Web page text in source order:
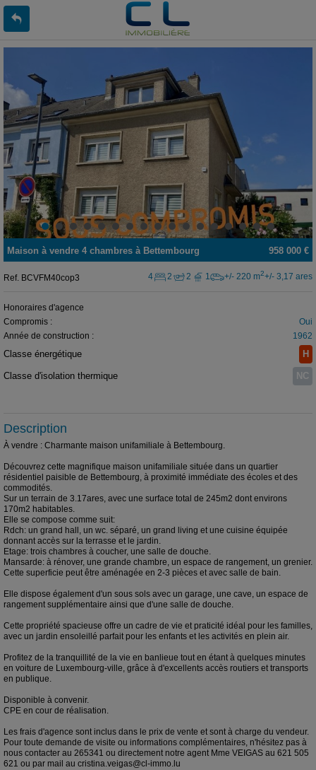
958 000 €
Maison à vendre 4 chambres à Bettembourg
Ref. BCVFM40cop3 4 2 2 1 +/- 220 m2+/- 3,17 ares
Honoraires d'agence
Compromis :
Oui
Année de construction :
1962
Classe énergétique H
Classe d'isolation thermique NC
Description
À vendre : Charmante maison unifamiliale à Bettembourg.
Découvrez cette magnifique maison unifamiliale située dans un quartier
résidentiel paisible de Bettembourg, à proximité immédiate des écoles et des
commodités.
Sur un terrain de 3.17ares, avec une surface total de 245m2 dont environs
170m2 habitables.
Elle se compose comme suit:
Rdch: un grand hall, un wc. séparé, un grand living et une cuisine équipée
donnant accès sur la terrasse et le jardin.
Etage: trois chambres à coucher, une salle de douche.
Mansarde: à rénover, une grande chambre, un espace de rangement, un grenier.
Cette superficie peut être aménagée en 2-3 pièces et avec salle de bain.
Elle dispose également d'un sous sols avec un garage, une cave, un espace de
rangement supplémentaire ainsi que d'une salle de douche.
Cette propriété spacieuse offre un cadre de vie et praticité idéal pour les familles,
avec un jardin ensoleillé parfait pour les enfants et les activités en plein air.
Profitez de la tranquillité de la vie en banlieue tout en étant à quelques minutes
en voiture de Luxembourg-ville, grâce à d'excellents accès routiers et transports
en publique.
Disponible à convenir.
CPE en cour de réalisation.
Les frais d'agence sont inclus dans le prix de vente et sont à charge du vendeur.
Pour toute demande de visite ou informations complémentaires, n'hésitez pas à
nous contacter au 265341 ou directement notre agent Mme VEIGAS au 621 505
621 ou par mail au cristina.veigas@cl-immo.lu